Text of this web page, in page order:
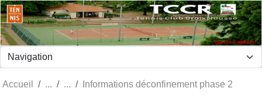
Accueil Informations déconfinement phase 2
Panneau de gestion des cookies